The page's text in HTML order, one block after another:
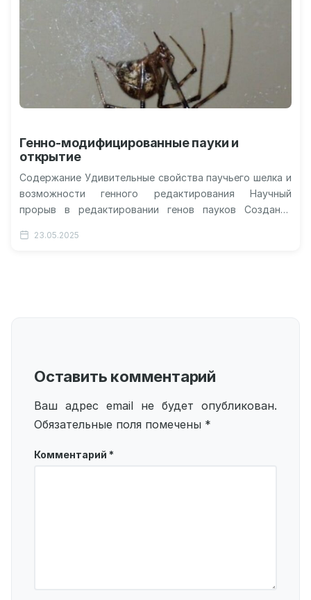
Генно-модифицированные пауки и
открытие
Содержание Удивительные свойства паучьего шелка и
возможности генного редактирования Научный
прорыв в редактировании генов пауков Создание
характеристики Будущие применения и…
23.05.2025
Оставить комментарий
Ваш адрес email не будет опубликован.
Обязательные поля помечены *
Комментарий *